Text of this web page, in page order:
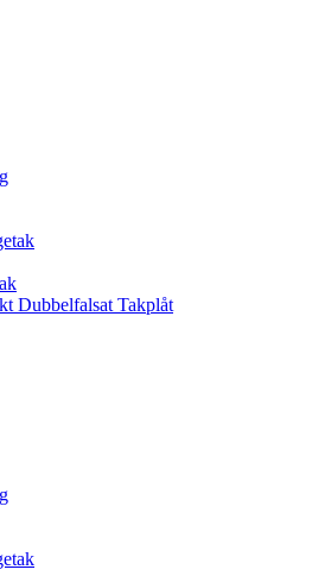
Dubbelfalsat Takplåt